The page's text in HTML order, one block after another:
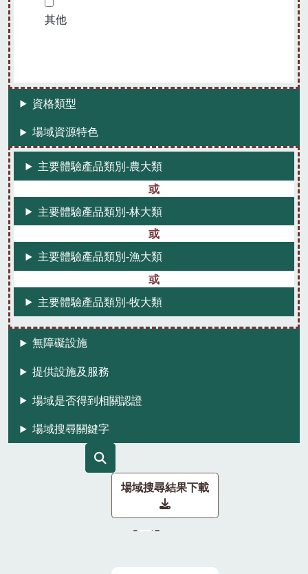
其他
資格類型
場域資源特色
主要體驗產品類別-農大類
主要體驗產品類別-林大類
主要體驗產品類別-漁大類
主要體驗產品類別-牧大類
無障礙設施
提供設施及服務
場域是否得到相關認證
場域搜尋關鍵字
場域搜尋結果下載